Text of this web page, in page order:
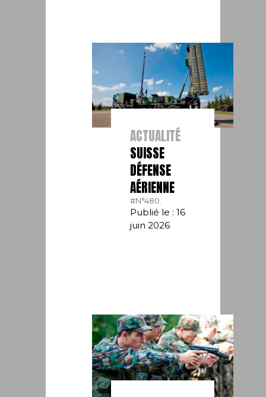
ACTUALITÉ
SUISSE
DÉFENSE
AÉRIENNE
#N°480.
Publié le : 16
juin 2026